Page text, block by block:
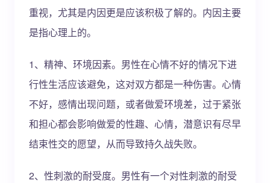
重视，尤其是内因更是应该积极了解的。内因主要
是指心理上的。
1、精神、环境因素。男性在心情不好的情况下进
行性生活应该避免，这对双方都是一种伤害。心情
不好，感情出现问题，或者做爱环境差，过于紧张
和担心都会影响做爱的性趣、心情，潜意识有尽早
结束性交的愿望，从而导致持久战失败。
2、性刺激的耐受度。男性有一个对性刺激的耐受